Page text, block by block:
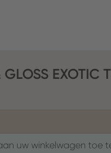
EXOTIC
uw winkelwagen toe